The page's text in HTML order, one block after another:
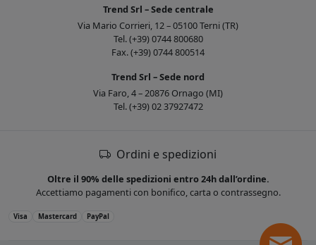
Trend Srl – Sede centrale
Via Mario Corrieri, 12 – 05100 Terni (TR)
Tel. (+39) 0744 800680
Fax. (+39) 0744 800514
Trend Srl – Sede nord
Via Faro, 4 – 20876 Ornago (MI)
Tel. (+39) 02 37927472
Ordini e spedizioni
Oltre il 90% delle spedizioni entro 24h dall’ordine.
Accettiamo pagamenti con bonifico, carta o contrassegno.
Visa Mastercard PayPal